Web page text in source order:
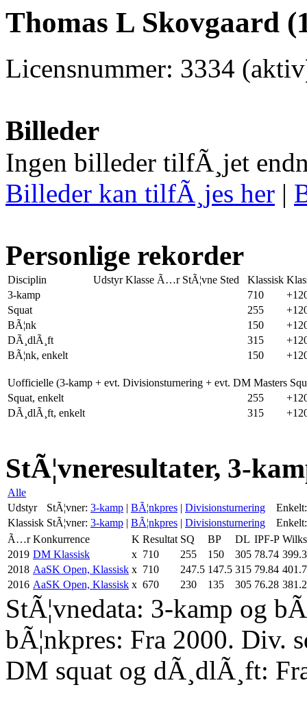
Thomas L Skovgaard
Licensnummer: 3334
Billeder
Ingen billeder tilfÃ¸jet
Billeder kan tilfÃ¸jes her |
Personlige rekorder
Disciplin Udstyr Klasse Ã…r StÃ¦vne Sted Klassisk
3-kamp
710
Squat
255
BÃ¦nk
150
DÃ¸dlÃ¸ft
315
BÃ¦nk, enkelt
150
Uofficielle (3-kamp + evt. Divisionsturnering + evt. DM Masters
Squat, enkelt
255
DÃ¸dlÃ¸ft, enkelt
315
StÃ¦vneresultater, 3-
Alle
Udstyr
StÃ¦vner: 3-kamp | BÃ¦nkpres | Divisionsturnering
Enkelt:
Klassisk StÃ¦vner: 3-kamp | BÃ¦nkpres | Divisionsturnering
Enkelt:
Ã…r Konkurrence K Resultat SQ BP DL IPF-P Wilks
2019 DM Klassisk x 710 255 150 305 78.74
2018 AaSK Open, Klassisk x 710 247.5 147.5 315 79.84
2016 AaSK Open, Klassisk x 670 230 135 305 76.28
StÃ¦vnedata: 3-kamp og
bÃ¦nkpres: Fra 2000. Div.
DM squat og dÃ¸dlÃ¸ft: